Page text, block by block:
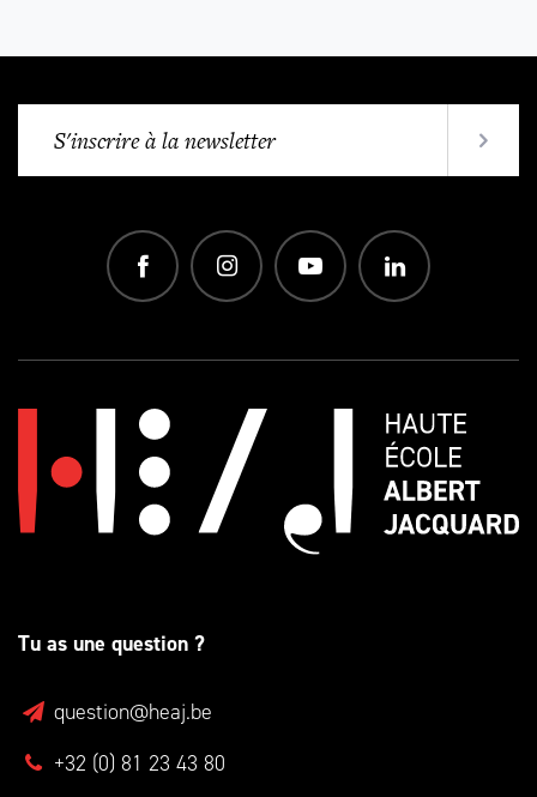
Tu as une question ?
question@heaj.be
+32 (0) 81 23 43 80